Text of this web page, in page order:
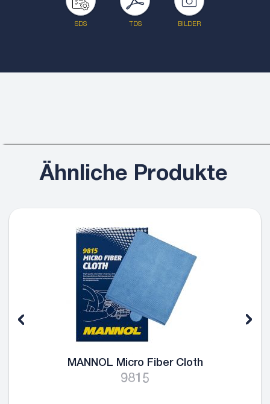
SDS TDS BILDER
Ähnliche Produkte
MANNOL Micro Fiber Cloth
9815